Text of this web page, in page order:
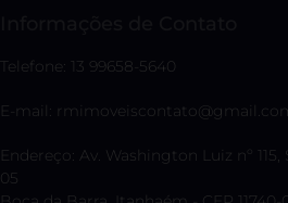
Telefone: 13 99658-5640
E-mail: rmimoveiscontato@gmail.com
Endereço: Av. Washington Luiz nº 115,
05